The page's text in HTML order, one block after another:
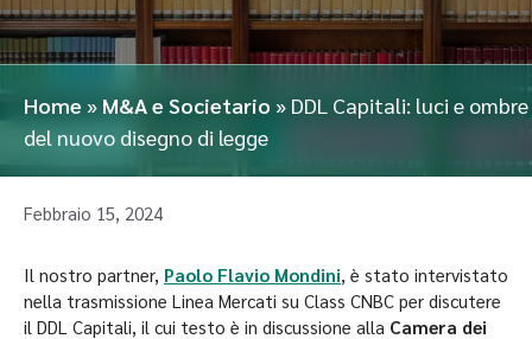
Home » M&A e Societario » DDL Capitali: luci e ombre
del nuovo disegno di legge
Febbraio 15, 2024
Il nostro partner, Paolo Flavio Mondini, è stato intervistato
nella trasmissione Linea Mercati su Class CNBC per discutere
il DDL Capitali, il cui testo è in discussione alla Camera dei